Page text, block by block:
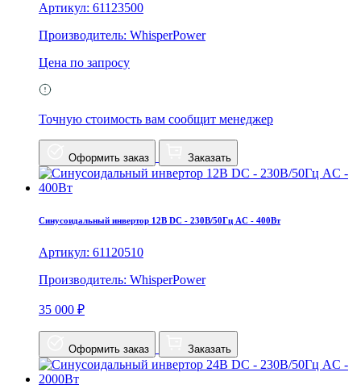
Артикул: 61123500
Производитель: WhisperPower
Цена по запросу
Точную стоимость вам сообщит менеджер
Оформить заказ Заказать
Синусоидальный инвертор 12В DC - 230В/50Гц AC - 400Вт
Артикул: 61120510
Производитель: WhisperPower
35 000 ₽
Оформить заказ Заказать